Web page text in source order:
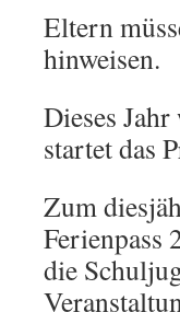
Eltern
hinweisen.
Dieses
startet das
Zum
Ferienpass
die